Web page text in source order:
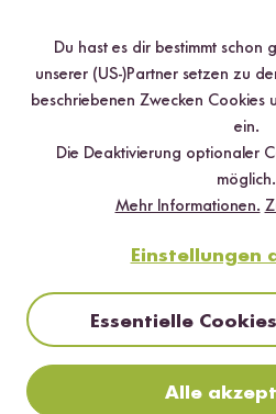
26
Thai Suppen
Du hast es dir bestimmt schon
unserer (US-)Partner setzen zu
beschriebenen Zwecken Cookies
ein.
Die Deaktivierung optionaler
möglich.
Mehr Informationen.
Einstellungen
Essentielle
Alle